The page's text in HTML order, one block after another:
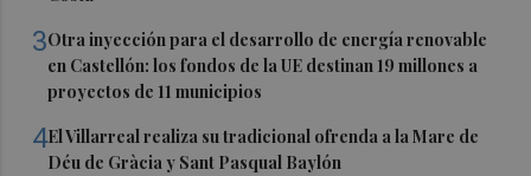
3Otra inyección para el desarrollo de energía renovable
en Castellón: los fondos de la UE destinan 19 millones a
proyectos de 11 municipios
4El Villarreal realiza su tradicional ofrenda a la Mare de
Déu de Gràcia y Sant Pasqual Baylón